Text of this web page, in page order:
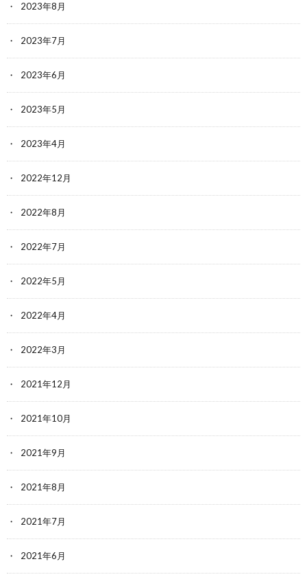
2023年8月
2023年7月
2023年6月
2023年5月
2023年4月
2022年12月
2022年8月
2022年7月
2022年5月
2022年4月
2022年3月
2021年12月
2021年10月
2021年9月
2021年8月
2021年7月
2021年6月